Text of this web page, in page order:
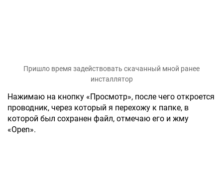
Пришло время задействовать скачанный мной ранее
инсталлятор
Нажимаю на кнопку «Просмотр», после чего откроется
проводник, через который я перехожу к папке, в
которой был сохранен файл, отмечаю его и жму
«Open».